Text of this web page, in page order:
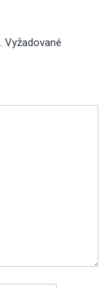
Vyžadované